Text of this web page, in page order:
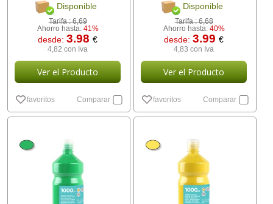
Disponible
Tarifa :6,69
Ahorro hasta: 41%
desde:3.98€
4,82 con Iva
Ver el Producto
favoritos Comparar
Disponible
Tarifa :6,68
Ahorro hasta: 40%
desde:3.99€
4,83 con Iva
Ver el Producto
favoritos Comparar